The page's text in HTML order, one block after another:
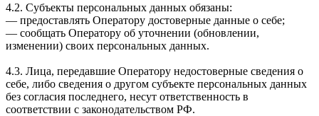
4.2. Субъекты персональных данных обязаны:
— предоставлять Оператору достоверные данные о себе;
— сообщать Оператору об уточнении (обновлении,
изменении) своих персональных данных.
4.3. Лица, передавшие Оператору недостоверные сведения о
себе, либо сведения о другом субъекте персональных данных
без согласия последнего, несут ответственность в
соответствии с законодательством РФ.